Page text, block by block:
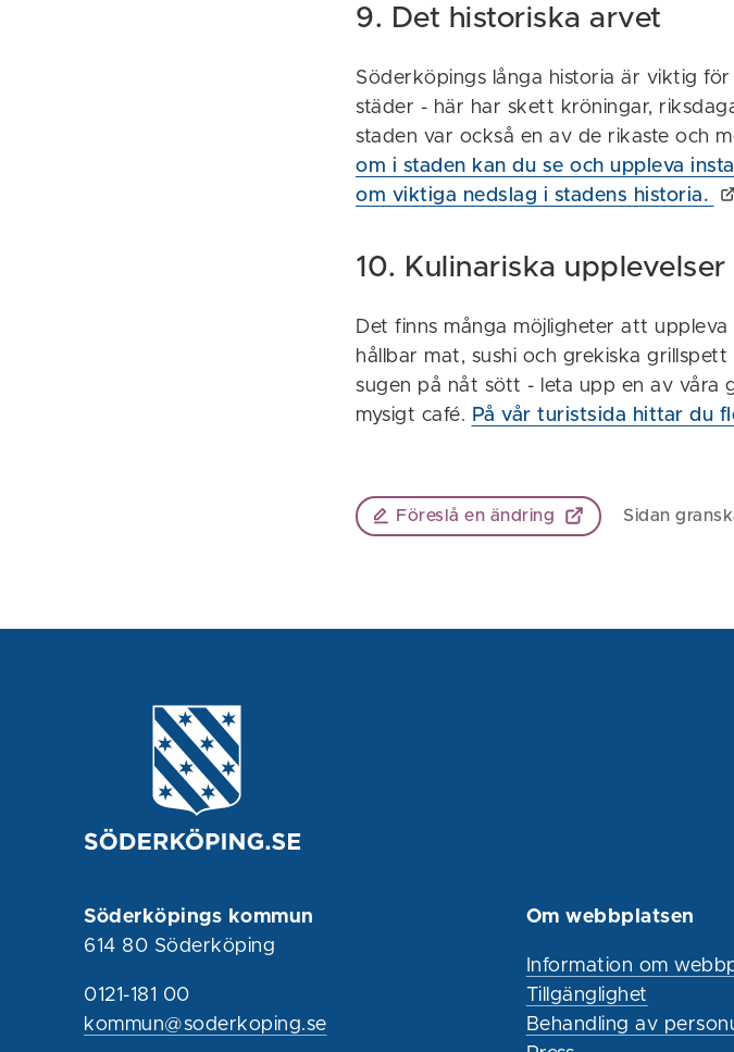
9. Det historiska arvet
Söderköpings långa historia är viktig
städer - här har skett kröningar,
staden var också en av de rikaste och
om i staden kan du se och uppleva
om viktiga nedslag i stadens historia.
10. Kulinariska upplevelser
Det finns många möjligheter att
hållbar mat, sushi och grekiska
sugen på nåt sött - leta upp en av våra
mysigt café. På vår turistsida hittar du
Föreslå en ändring Sidan
Söderköpings kommun
614 80 Söderköping
0121-181 00
kommun@soderkoping.se
Om webbplatsen
Information om
Tillgänglighet
Behandling av